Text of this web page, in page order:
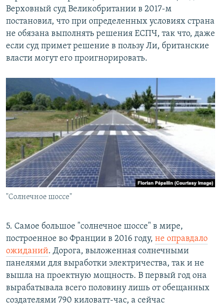
Верховный суд Великобритании в 2017-м
постановил, что при определенных условиях страна
не обязана выполнять решения ЕСПЧ, так что, даже
если суд примет решение в пользу Ли, британские
власти могут его проигнорировать.
"Солнечное шоссе"
5. Самое большое "солнечное шоссе" в мире,
построенное во Франции в 2016 году, не оправдало
ожиданий. Дорога, выложенная солнечными
панелями для выработки электричества, так и не
вышла на проектную мощность. В первый год она
вырабатывала всего половину лишь от обещанных
создателями 790 киловатт-час, а сейчас